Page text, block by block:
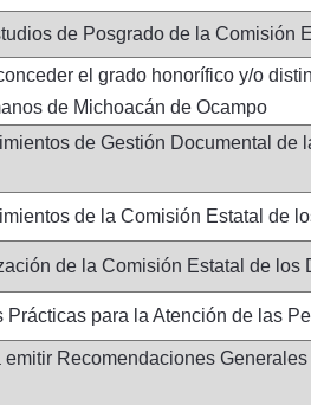
de Posgrado de la Comisión
el grado honorífico y/o
de Michoacán de Ocampo
de Gestión Documental
de la Comisión Estatal de
de la Comisión Estatal de
Prácticas para la Atención de las
emitir Recomendaciones